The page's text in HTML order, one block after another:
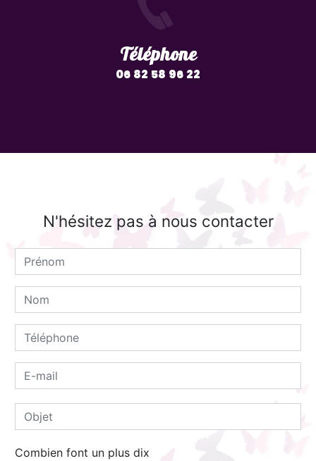
Téléphone
06 82 58 96 22
N'hésitez pas à nous contacter
Combien font un plus dix